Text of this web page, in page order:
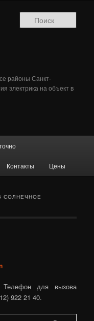
районы Санкт-
электрика на объект в
Контакты Цены
СОЛНЕЧНОЕ
для вызова
922 21 40.